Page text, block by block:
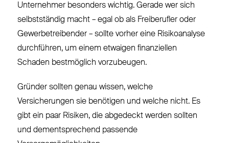
Unternehmer besonders wichtig. Gerade wer sich
selbstständig macht – egal ob als Freiberufler oder
Gewerbetreibender – sollte vorher eine Risikoanalyse
durchführen, um einem etwaigen finanziellen
Schaden bestmöglich vorzubeugen.
Gründer sollten genau wissen, welche
Versicherungen sie benötigen und welche nicht. Es
gibt ein paar Risiken, die abgedeckt werden sollten
und dementsprechend passende